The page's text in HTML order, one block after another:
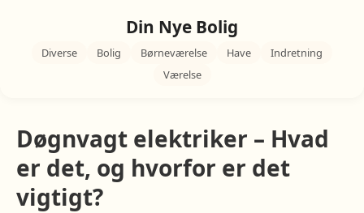
Din Nye Bolig
Diverse Bolig Børneværelse Have
Indretning
Værelse
Døgnvagt elektriker – Hvad
er det, og hvorfor er det
vigtigt?